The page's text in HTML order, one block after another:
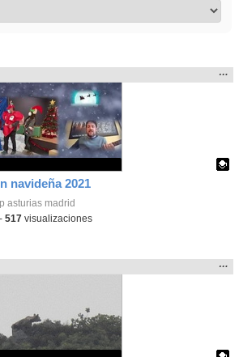
navideña 2021
en:
la
…
asturias madrid
-517 visualizaciones
en:
la
…